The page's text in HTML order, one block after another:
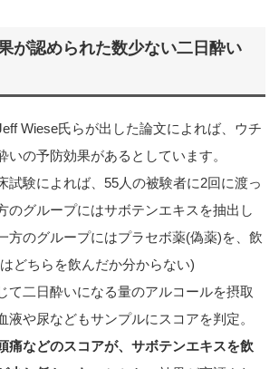
が認められた数少ない二日酔い
Wiese氏らが出した論文によれば、ウチ
いの予防効果があるとしています。
試験によれば、55人の被験者に2回に渡っ
のグループにはサボテンエキスを抽出し
方のグループにはプラセボ薬(偽薬)を、飲
どちらを飲んだか分からない)
て二日酔いになる量のアルコールを摂取
液や尿などもサンプルにスコアを判定。
痛などのスコアが、サボテンエキスを飲